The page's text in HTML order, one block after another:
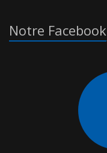
Notre Facebook